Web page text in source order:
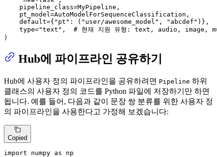
    pipeline_class=MyPipeline,
    pt_model=AutoModelForSequenceClassification,
    default={
"pt" : ( "user/awesome_model" , "abcdef" )},
type="text" , # 현재 지원 유형: text, audio, image,
)
Hub에 파이프라인 공유하기
Hub에 사용자 정의 파이프라인을 공유하려면 Pipeline 하위
클래스의 사용자 정의 코드를 Python 파일에 저장하기만 하면
됩니다. 예를 들어, 다음과 같이 문장 쌍 분류를 위한 사용자 정
의 파이프라인을 사용한다고 가정해 보겠습니다:
Copied
import numpy as np